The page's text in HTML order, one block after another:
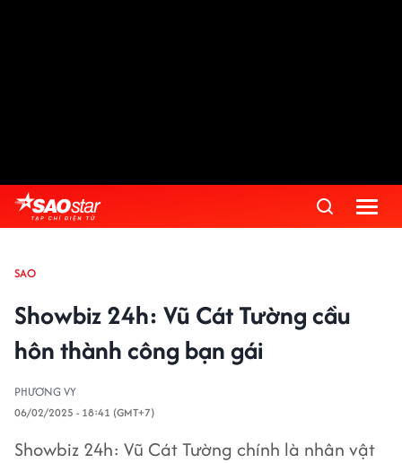
SAO
Showbiz 24h: Vũ Cát Tường cầu
hôn thành công bạn gái
PHƯƠNG VY
06/02/2025 - 18:41 (GMT+7)
Showbiz 24h: Vũ Cát Tường chính là nhân vật